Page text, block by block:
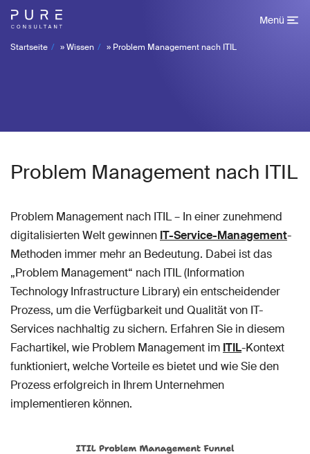
Menü
Startseite »Wissen » Problem Management nach ITIL
Problem Management nach ITIL
Problem Management nach ITIL – In einer zunehmend
digitalisierten Welt gewinnen IT-Service-Management-
Methoden immer mehr an Bedeutung. Dabei ist das
„Problem Management“ nach ITIL (Information
Technology Infrastructure Library) ein entscheidender
Prozess, um die Verfügbarkeit und Qualität von IT-
Services nachhaltig zu sichern. Erfahren Sie in diesem
Fachartikel, wie Problem Management im ITIL-Kontext
funktioniert, welche Vorteile es bietet und wie Sie den
Prozess erfolgreich in Ihrem Unternehmen
implementieren können.